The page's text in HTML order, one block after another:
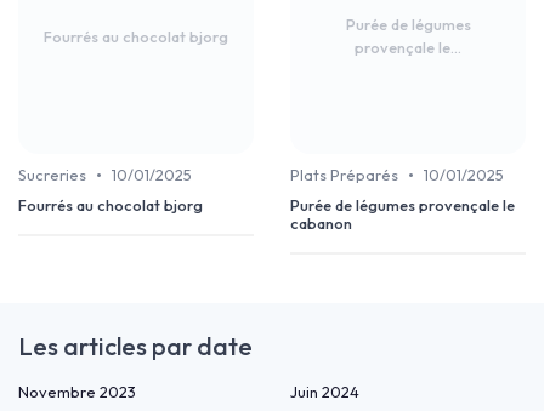
Fourrés au chocolat bjorg
Sucreries • 10/01/2025
Fourrés au chocolat bjorg
Purée de légumes
provençale le...
Plats Préparés • 10/01/2025
Purée de légumes provençale le
cabanon
Les articles par date
Novembre 2023
Juin 2024